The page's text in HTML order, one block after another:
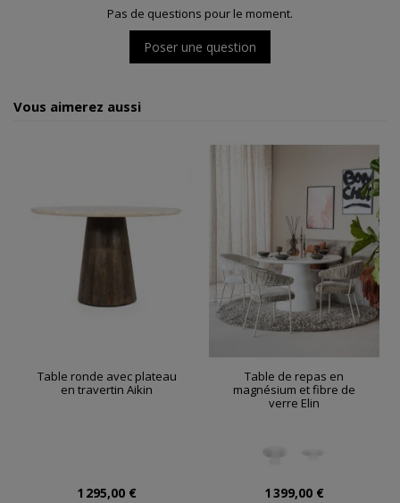
Pas de questions pour le moment.
Poser une question
Vous aimerez aussi
Table ronde avec plateau
en travertin Aikin
1 295,00 €
Table de repas en
magnésium et fibre de
verre Elin
1 399,00 €